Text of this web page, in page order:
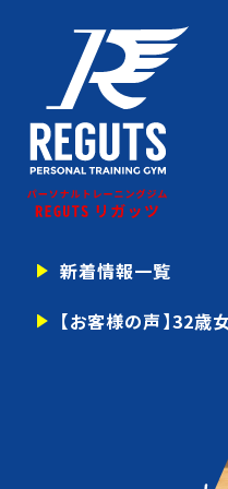
新着情報一覧
【お客様の声】32歳